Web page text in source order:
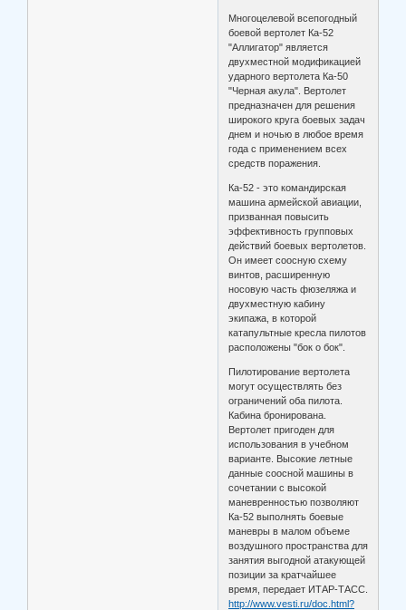
Многоцелевой всепогодный
боевой вертолет Ка-52
"Аллигатор" является
двухместной модификацией
ударного вертолета Ка-50
"Черная акула". Вертолет
предназначен для решения
широкого круга боевых задач
днем и ночью в любое время
года с применением всех
средств поражения.
Ка-52 - это командирская
машина армейской авиации,
призванная повысить
эффективность групповых
действий боевых вертолетов.
Он имеет соосную схему
винтов, расширенную
носовую часть фюзеляжа и
двухместную кабину
экипажа, в которой
катапультные кресла пилотов
расположены "бок о бок".
Пилотирование вертолета
могут осуществлять без
ограничений оба пилота.
Кабина бронирована.
Вертолет пригоден для
использования в учебном
варианте. Высокие летные
данные соосной машины в
сочетании с высокой
маневренностью позволяют
Ка-52 выполнять боевые
маневры в малом объеме
воздушного пространства для
занятия выгодной атакующей
позиции за кратчайшее
время, передает ИТАР-ТАСС.
http://www.vesti.ru/doc.html?